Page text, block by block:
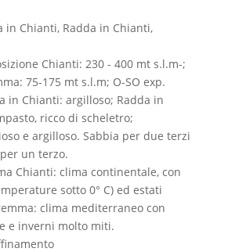
in Chianti, Radda in Chianti,
Chianti: 230 - 400 mt s.l.m-;
75-175 mt s.l.m; O-SO exp.
in Chianti: argilloso; Radda in
ricco di scheletro;
e argilloso. Sabbia per due terzi
un terzo.
Chianti: clima continentale, con
sotto 0° C) ed estati
clima mediterraneo con
e inverni molto miti.